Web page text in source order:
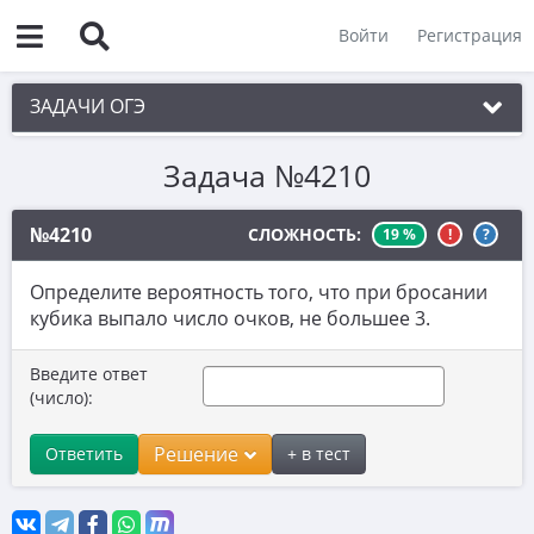
Войти Регистрация
ЗАДАЧИ ОГЭ
1. Практическая задача 1-5
2. См. раздел 1
3. См. раздел 1
4. См. раздел 1
5. См. раздел 1
6. Вычисления с дробями
7. Координатная прямая. Числовые
неравенства
Задача №4210
№4210 СЛОЖНОСТЬ: 19 % ! ?
Определите вероятность того, что при бросании
кубика выпало число очков, не большее 3.
Введите ответ
(число):
Ответить Решение + в тест